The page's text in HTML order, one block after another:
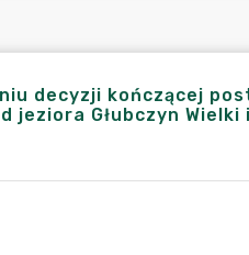
decyzji kończącej
Głubczyn Wielki i